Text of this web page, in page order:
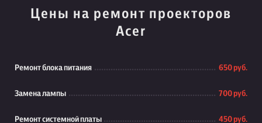
Цены на ремонт проекторов
Acer
Ремонт блока питания 650 руб.
Замена лампы 700 руб.
Ремонт системной платы 450 руб.